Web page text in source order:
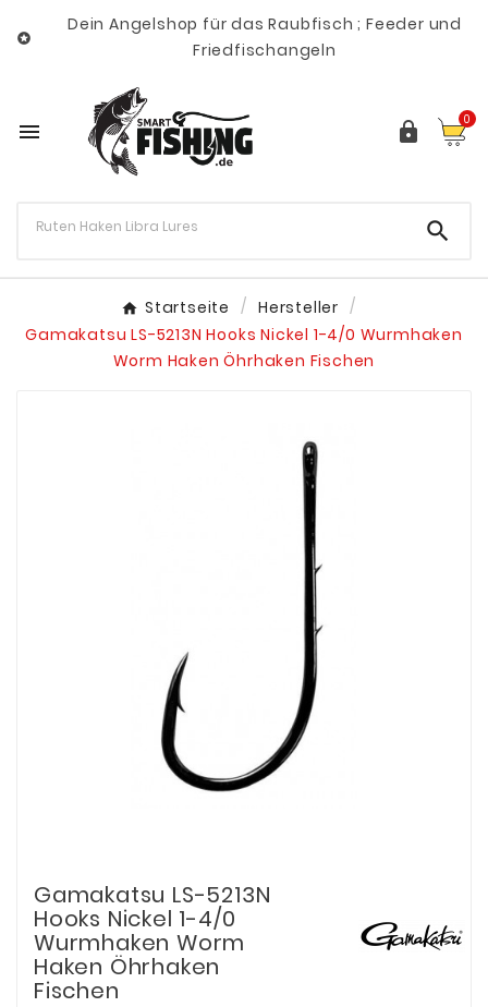

Dein Angelshop für das Raubfisch ; Feeder und
Friedfischangeln
  0

Startseite
Hersteller
Gamakatsu LS-5213N Hooks Nickel 1-4/0 Wurmhaken
Worm Haken Öhrhaken Fischen
Gamakatsu LS-5213N
Hooks Nickel 1-4/0
Wurmhaken Worm
Haken Öhrhaken
Fischen